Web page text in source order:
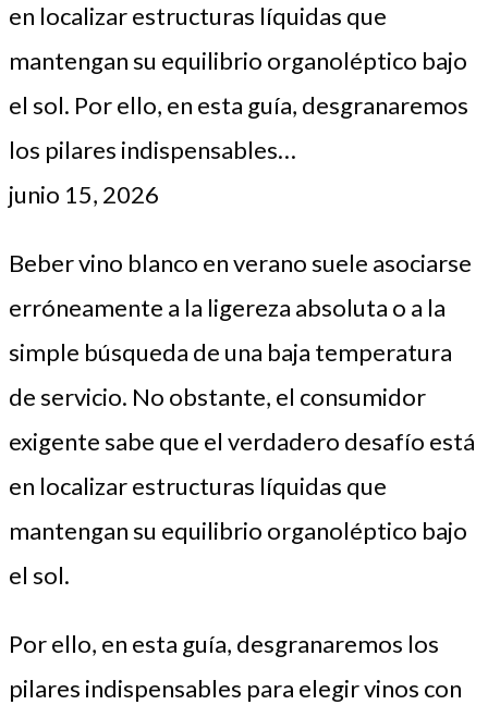
en localizar estructuras líquidas que
mantengan su equilibrio organoléptico bajo
el sol. Por ello, en esta guía, desgranaremos
los pilares indispensables…
junio 15, 2026
Beber vino blanco en verano suele asociarse
erróneamente a la ligereza absoluta o a la
simple búsqueda de una baja temperatura
de servicio. No obstante, el consumidor
exigente sabe que el verdadero desafío está
en localizar estructuras líquidas que
mantengan su equilibrio organoléptico bajo
el sol.
Por ello, en esta guía, desgranaremos los
pilares indispensables para elegir vinos con